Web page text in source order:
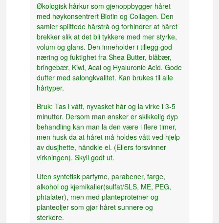
Økologisk hårkur som gjenoppbygger håret
med høykonsentrert Biotin og Collagen. Den
samler splittede hårstrå og forhindrer at håret
brekker slik at det bli tykkere med mer styrke,
volum og glans. Den inneholder i tillegg god
næring og fuktighet fra Shea Butter, blåbær,
bringebær, Kiwi, Acai og Hyaluronic Acid. Gode
dufter med salongkvalitet. Kan brukes til alle
hårtyper.
Bruk: Tas i vått, nyvasket hår og la virke i 3-5
minutter. Dersom man ønsker er skikkelig dyp
behandling kan man la den være i flere timer,
men husk da at håret må holdes vått ved hjelp
av dusjhette, håndkle el. (Ellers forsvinner
virkningen). Skyll godt ut.
Uten syntetisk parfyme, parabener, farge,
alkohol og kjemikalier(sulfat/SLS, ME, PEG,
phtalater), men med planteproteiner og
planteoljer som gjør håret sunnere og
sterkere.